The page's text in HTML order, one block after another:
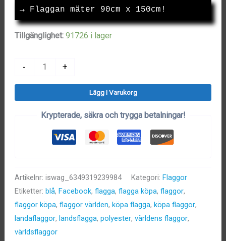
var:
329kr.
är:
149kr.
→ Flaggan mäter 90cm x 150cm!
Tillgänglighet: 91726 i lager
-
Skottlands
+
Lägg I Varukorg
Krypterade, säkra och trygga betalningar!
Artikelnr: iswag_6349319239984 Kategori: Flaggor
Etiketter: blå, Facebook, flagga, flagga köpa, flaggor,
flaggor köpa, flaggor världen, köpa flagga, köpa flaggor,
landaflaggor, landsflagga, polyester, världens flaggor,
världsflaggor